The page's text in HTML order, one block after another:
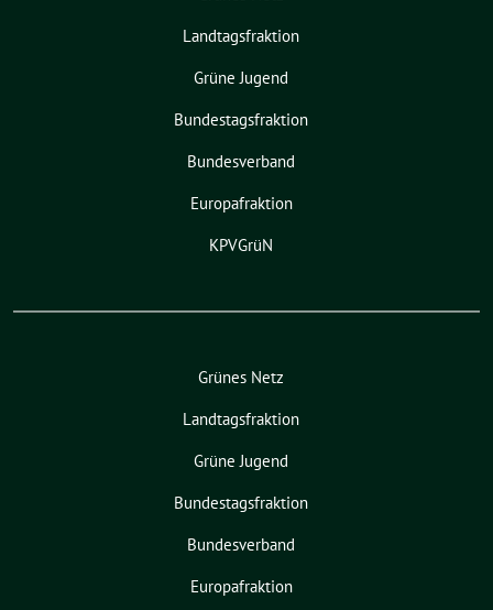
Landtagsfraktion
Grüne Jugend
Bundestagsfraktion
Bundesverband
Europafraktion
KPVGrüN
Grünes Netz
Landtagsfraktion
Grüne Jugend
Bundestagsfraktion
Bundesverband
Europafraktion